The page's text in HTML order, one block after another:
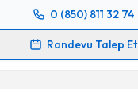
0 (850) 811 32 74
Randevu Talep Et
Takvimi Talebi